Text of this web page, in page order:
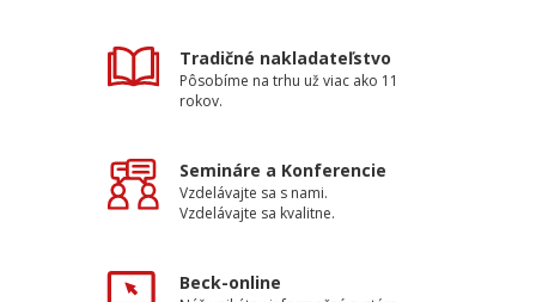
Tradičné nakladateľstvo
Pôsobíme na trhu už viac ako 11
rokov.
Semináre a Konferencie
Vzdelávajte sa s nami.
Vzdelávajte sa kvalitne.
Beck-online